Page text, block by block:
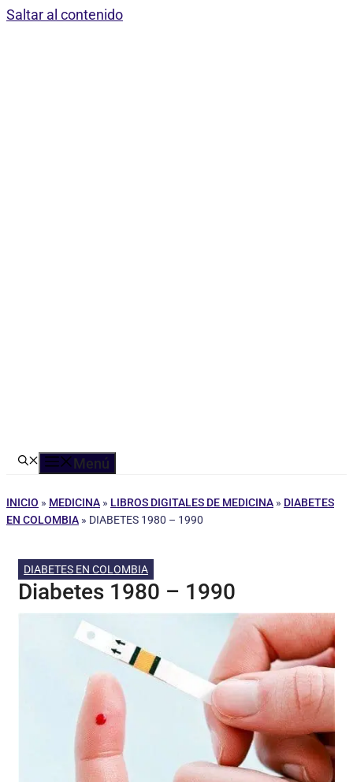
Saltar al contenido
Menú
INICIO » MEDICINA » LIBROS DIGITALES DE MEDICINA » DIABETES
EN COLOMBIA » DIABETES 1980 – 1990
DIABETES EN COLOMBIA
Diabetes 1980 – 1990